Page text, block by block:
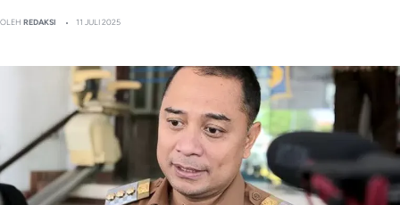
OLEHREDAKSI 11 JULI 2025